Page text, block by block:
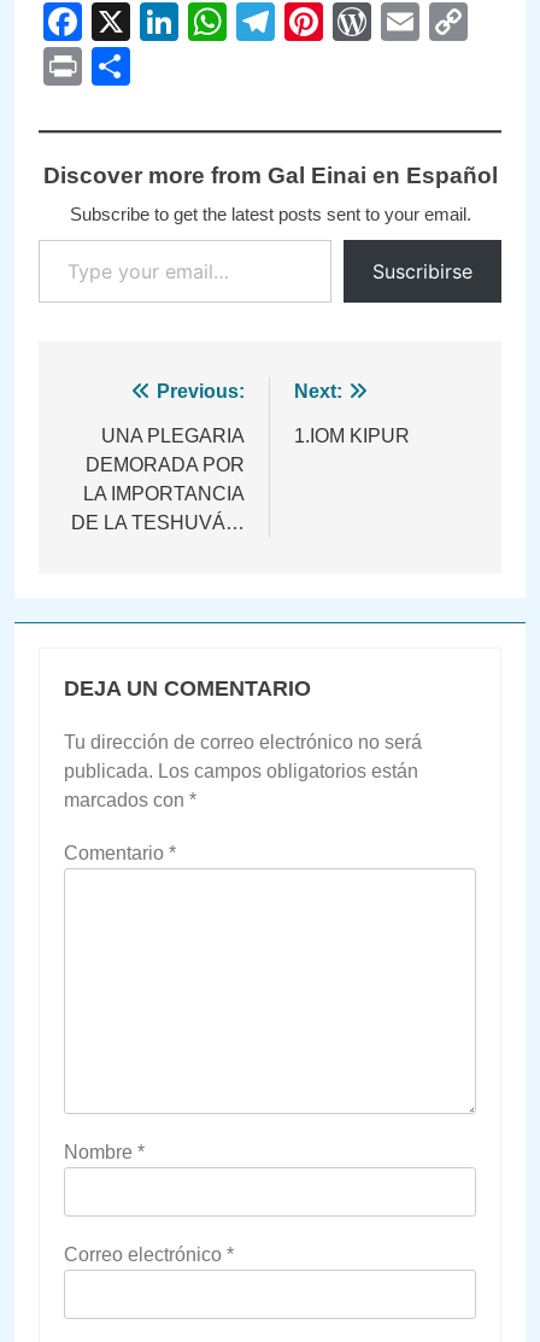
Facebook
X LinkedIn
WhatsApp
Telegram
PinterestEmail
Print
Discover more from Gal Einai en Español
Subscribe to get the latest posts sent to your email.
Type your email…
Suscribirse
Navegación
entradas
Previous:
UNA PLEGARIA
DEMORADA POR
LA IMPORTANCIA
DE LA TESHUVÁ…
Next:
1.IOM KIPUR
DEJA UN COMENTARIO
Tu dirección de correo electrónico no será
publicada. Los campos obligatorios están
marcados con *
Comentario *
Nombre *
Correo electrónico *